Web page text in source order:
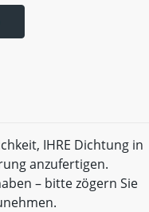
IHRE Dichtung in
anzufertigen.
– bitte zögern Sie